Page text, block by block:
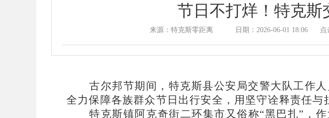
节日不打烊！特克斯
来源：特克斯零距离 日期：2026-06-01 18:06 点
古尔邦节期间，特克斯县公安局交警大队工作
全力保障各族群众节日出行安全，用坚守诠释责任与
特克斯镇阿克奇街二环集市又俗称“黑巴扎”，